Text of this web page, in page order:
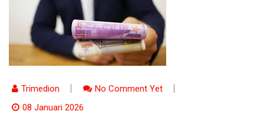
Trimedion
No Comment Yet
08 Januari 2026